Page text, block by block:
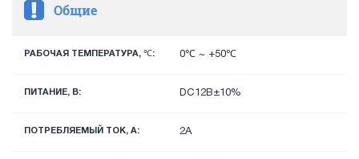
Общие
РАБОЧАЯ ТЕМПЕРАТУРА, ℃: 0℃ ~ +50℃
ПИТАНИЕ, В: DC12В±10%
ПОТРЕБЛЯЕМЫЙ ТОК, А: 2A